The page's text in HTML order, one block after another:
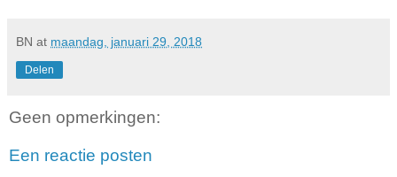
BN at maandag, januari 29, 2018
Delen
Geen opmerkingen:
Een reactie posten